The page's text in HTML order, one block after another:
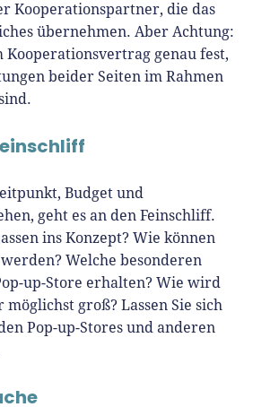
Kooperationspartner, die das
übernehmen. Aber Achtung:
Kooperationsvertrag genau fest,
beider Seiten im Rahmen
Budget und
geht es an den Feinschliff.
ins Konzept? Wie können
Welche besonderen
up-Store erhalten? Wie wird
groß? Lassen Sie sich
Pop-up-Stores und anderen